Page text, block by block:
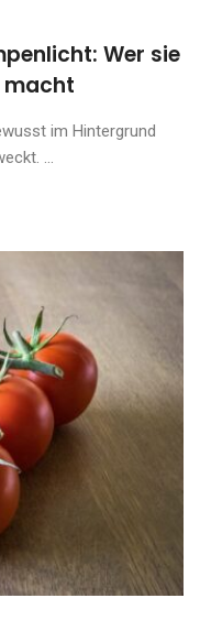
Wer sie
macht
im Hintergrund
...